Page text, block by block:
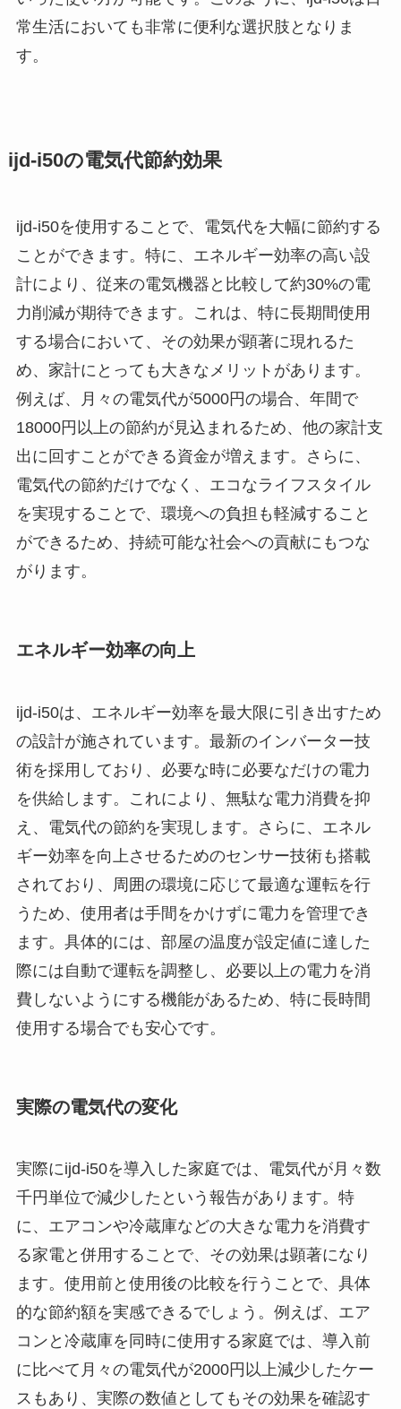
常生活においても非常に便利な選択肢となりま
す。
ijd-i50の電気代節約効果
ijd-i50を使用することで、電気代を大幅に節約する
ことができます。特に、エネルギー効率の高い設
計により、従来の電気機器と比較して約30%の電
力削減が期待できます。これは、特に長期間使用
する場合において、その効果が顕著に現れるた
め、家計にとっても大きなメリットがあります。
例えば、月々の電気代が5000円の場合、年間で
18000円以上の節約が見込まれるため、他の家計支
出に回すことができる資金が増えます。さらに、
電気代の節約だけでなく、エコなライフスタイル
を実現することで、環境への負担も軽減すること
ができるため、持続可能な社会への貢献にもつな
がります。
エネルギー効率の向上
ijd-i50は、エネルギー効率を最大限に引き出すため
の設計が施されています。最新のインバーター技
術を採用しており、必要な時に必要なだけの電力
を供給します。これにより、無駄な電力消費を抑
え、電気代の節約を実現します。さらに、エネル
ギー効率を向上させるためのセンサー技術も搭載
されており、周囲の環境に応じて最適な運転を行
うため、使用者は手間をかけずに電力を管理でき
ます。具体的には、部屋の温度が設定値に達した
際には自動で運転を調整し、必要以上の電力を消
費しないようにする機能があるため、特に長時間
使用する場合でも安心です。
実際の電気代の変化
実際にijd-i50を導入した家庭では、電気代が月々数
千円単位で減少したという報告があります。特
に、エアコンや冷蔵庫などの大きな電力を消費す
る家電と併用することで、その効果は顕著になり
ます。使用前と使用後の比較を行うことで、具体
的な節約額を実感できるでしょう。例えば、エア
コンと冷蔵庫を同時に使用する家庭では、導入前
に比べて月々の電気代が2000円以上減少したケー
スもあり、実際の数値としてもその効果を確認す